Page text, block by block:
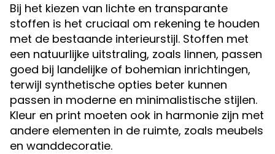
Bij het kiezen van lichte en transparante
stoffen is het cruciaal om rekening te houden
met de bestaande interieurstijl. Stoffen met
een natuurlijke uitstraling, zoals linnen, passen
goed bij landelijke of bohemian inrichtingen,
terwijl synthetische opties beter kunnen
passen in moderne en minimalistische stijlen.
Kleur en print moeten ook in harmonie zijn met
andere elementen in de ruimte, zoals meubels
en wanddecoratie.